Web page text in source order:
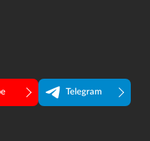
Telegram